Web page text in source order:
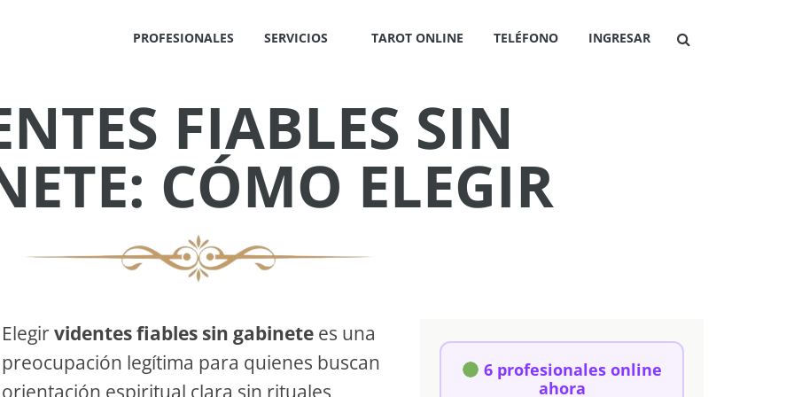
PROFESIONALES SERVICIOS TAROT ONLINE TELÉFONO INGRESAR
FIABLES SIN
CÓMO ELEGIR
Elegirvidentes fiables sin gabinete es una
preocupación legítima para quienes buscan
orientación espiritual clara sin rituales
6 profesionales online
ahora
✕